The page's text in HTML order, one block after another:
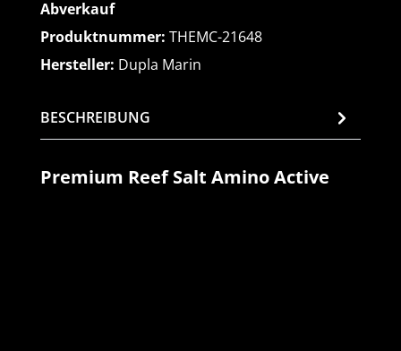
Abverkauf
Produktnummer: THEMC-21648
Hersteller: Dupla Marin
BESCHREIBUNG
Premium Reef Salt Amino Active